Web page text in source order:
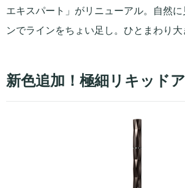
エキスパート」がリニューアル。自然
ンでラインをちょい足し。ひとまわり大
新色追加！極細リキッド